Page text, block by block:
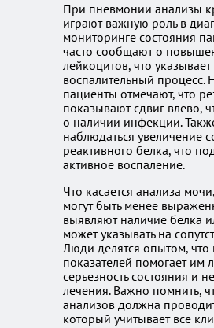
При пневмонии анализы
играют важную роль в
мониторинге состояния
часто сообщают о
лейкоцитов, что указывает
воспалительный процесс.
пациенты отмечают, что
показывают сдвиг влево,
о наличии инфекции.
наблюдаться увеличение
реактивного белка, что
активное воспаление.
Что касается анализа
могут быть менее
выявляют наличие белка
может указывать на
Люди делятся опытом, что
показателей помогает им
серьезность состояния и
лечения. Важно помнить,
анализов должна
который учитывает все